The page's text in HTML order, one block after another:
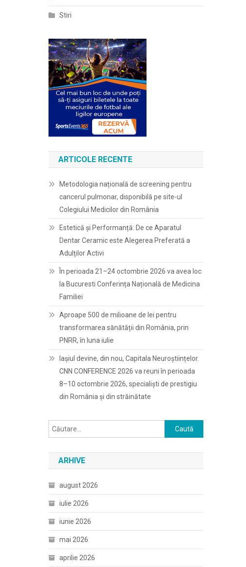
Stiri
ARTICOLE RECENTE
Metodologia națională de screening pentru
cancerul pulmonar, disponibilă pe site-ul
Colegiului Medicilor din România
Estetică și Performanță: De ce Aparatul
Dentar Ceramic este Alegerea Preferată a
Adulților Activi
În perioada 21–24 octombrie 2026 va avea loc
la Bucuresti Conferința Națională de Medicina
Familiei
Aproape 500 de milioane de lei pentru
transformarea sănătății din România, prin
PNRR, în luna iulie
Iașiul devine, din nou, Capitala Neuroștiințelor.
CNN CONFERENCE 2026 va reuni în perioada
8–10 octombrie 2026, specialiști de prestigiu
din România și din străinătate
Caută
după:
ARHIVE
august 2026
iulie 2026
iunie 2026
mai 2026
aprilie 2026